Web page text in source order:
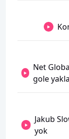
Net
gole
Jakub
yok